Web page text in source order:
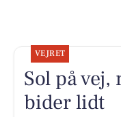
VEJRET
Sol på
bider lidt